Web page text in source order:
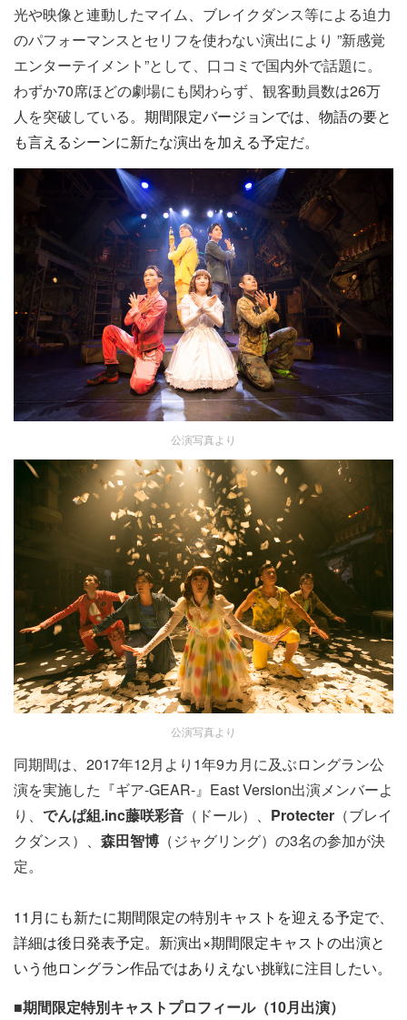
光や映像と連動したマイム、ブレイクダンス等による迫⼒
のパフォーマンスとセリフを使わない演出により ”新感覚
エンターテイメント”として、⼝コミで国内外で話題に。
わずか70席ほどの劇場にも関わらず、観客動員数は26万
⼈を突破している。 期間限定バージョンでは、物語の要と
も言えるシーンに新たな演出を加える予定だ。
公演写真より
公演写真より
同期間は、2017年12⽉より1年9カ月に及ぶロングラン公
演を実施した『ギア-GEAR-』East Version出演メンバーよ
り、 でんぱ組.inc藤咲彩⾳ （ドール）、 Protecter （ブレイ
クダンス）、 森⽥智博 （ジャグリング）の3名の参加が決
定。
11⽉にも新たに期間限定の特別キャストを迎える予定で、
詳細は後⽇発表予定。新演出×期間限定キャストの出演と
いう他ロングラン作品ではありえない挑戦に注目したい。
■期間限定特別キャストプロフィール（10⽉出演）